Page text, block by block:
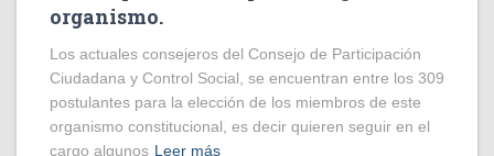
organismo.
Los actuales consejeros del Consejo de Participación
Ciudadana y Control Social, se encuentran entre los 309
postulantes para la elección de los miembros de este
organismo constitucional, es decir quieren seguir en el
cargo algunos Leer más